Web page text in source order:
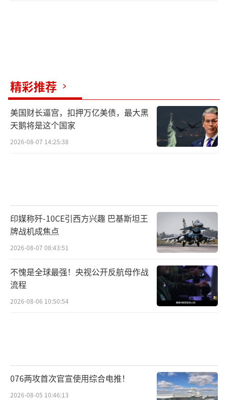
精彩推荐
美国财长逼宫，扣押万亿美债，最大黑
天鹅将是这个国家
2026-08-07 14:25:38
印媒称歼-10CE引西方兴趣 巴基斯坦王
牌战机成焦点
2026-08-07 08:43:51
不愧是全球最强！央视公开反航母作战
流程
2026-08-06 10:50:54
076两攻首次官宣使用综合电推！
2026-08-05 10:46:13